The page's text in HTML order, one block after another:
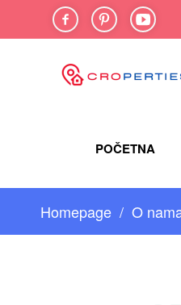
FACEBOOKPINTEREST
YOU-
POČETNA
Homepage O